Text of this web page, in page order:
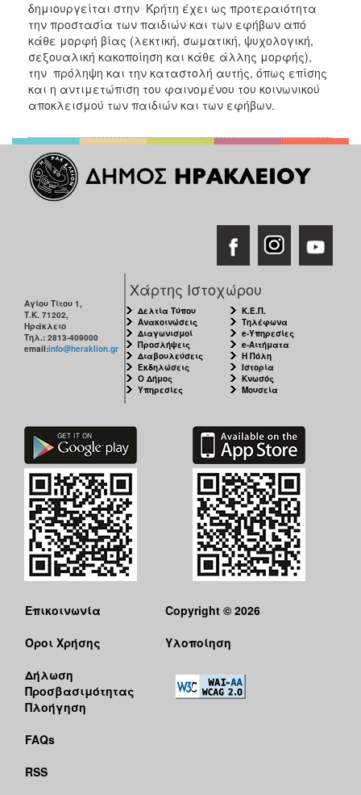
δημιουργείται στην Κρήτη έχει ως προτεραιότητα
την προστασία των παιδιών και των εφήβων από
κάθε μορφή βίας (λεκτική, σωματική, ψυχολογική,
σεξουαλική κακοποίηση και κάθε άλλης μορφής),
την πρόληψη και την καταστολή αυτής, όπως επίσης
και η αντιμετώπιση του φαινομένου του κοινωνικού
αποκλεισμού των παιδιών και των εφήβων.
Αγίου Τίτου 1,
Τ.Κ. 71202,
Ηράκλειο
Τηλ.: 2813-409000
email:info@heraklion.gr
Χάρτης Ιστοχώρου
Δελτία Τύπου
Ανακοινώσεις
Διαγωνισμοί
Προσλήψεις
Διαβουλεύσεις
Εκδηλώσεις
Ο Δήμος
Υπηρεσίες
Κ.Ε.Π.
Τηλέφωνα
e-Υπηρεσίες
e-Αιτήματα
Η Πόλη
Ιστορία
Κνωσός
Μουσεία
Επικοινωνία
Όροι Χρήσης
Δήλωση
Προσβασιμότητας
Πλοήγηση
FAQs
RSS
Copyright © 2026
Υλοποίηση